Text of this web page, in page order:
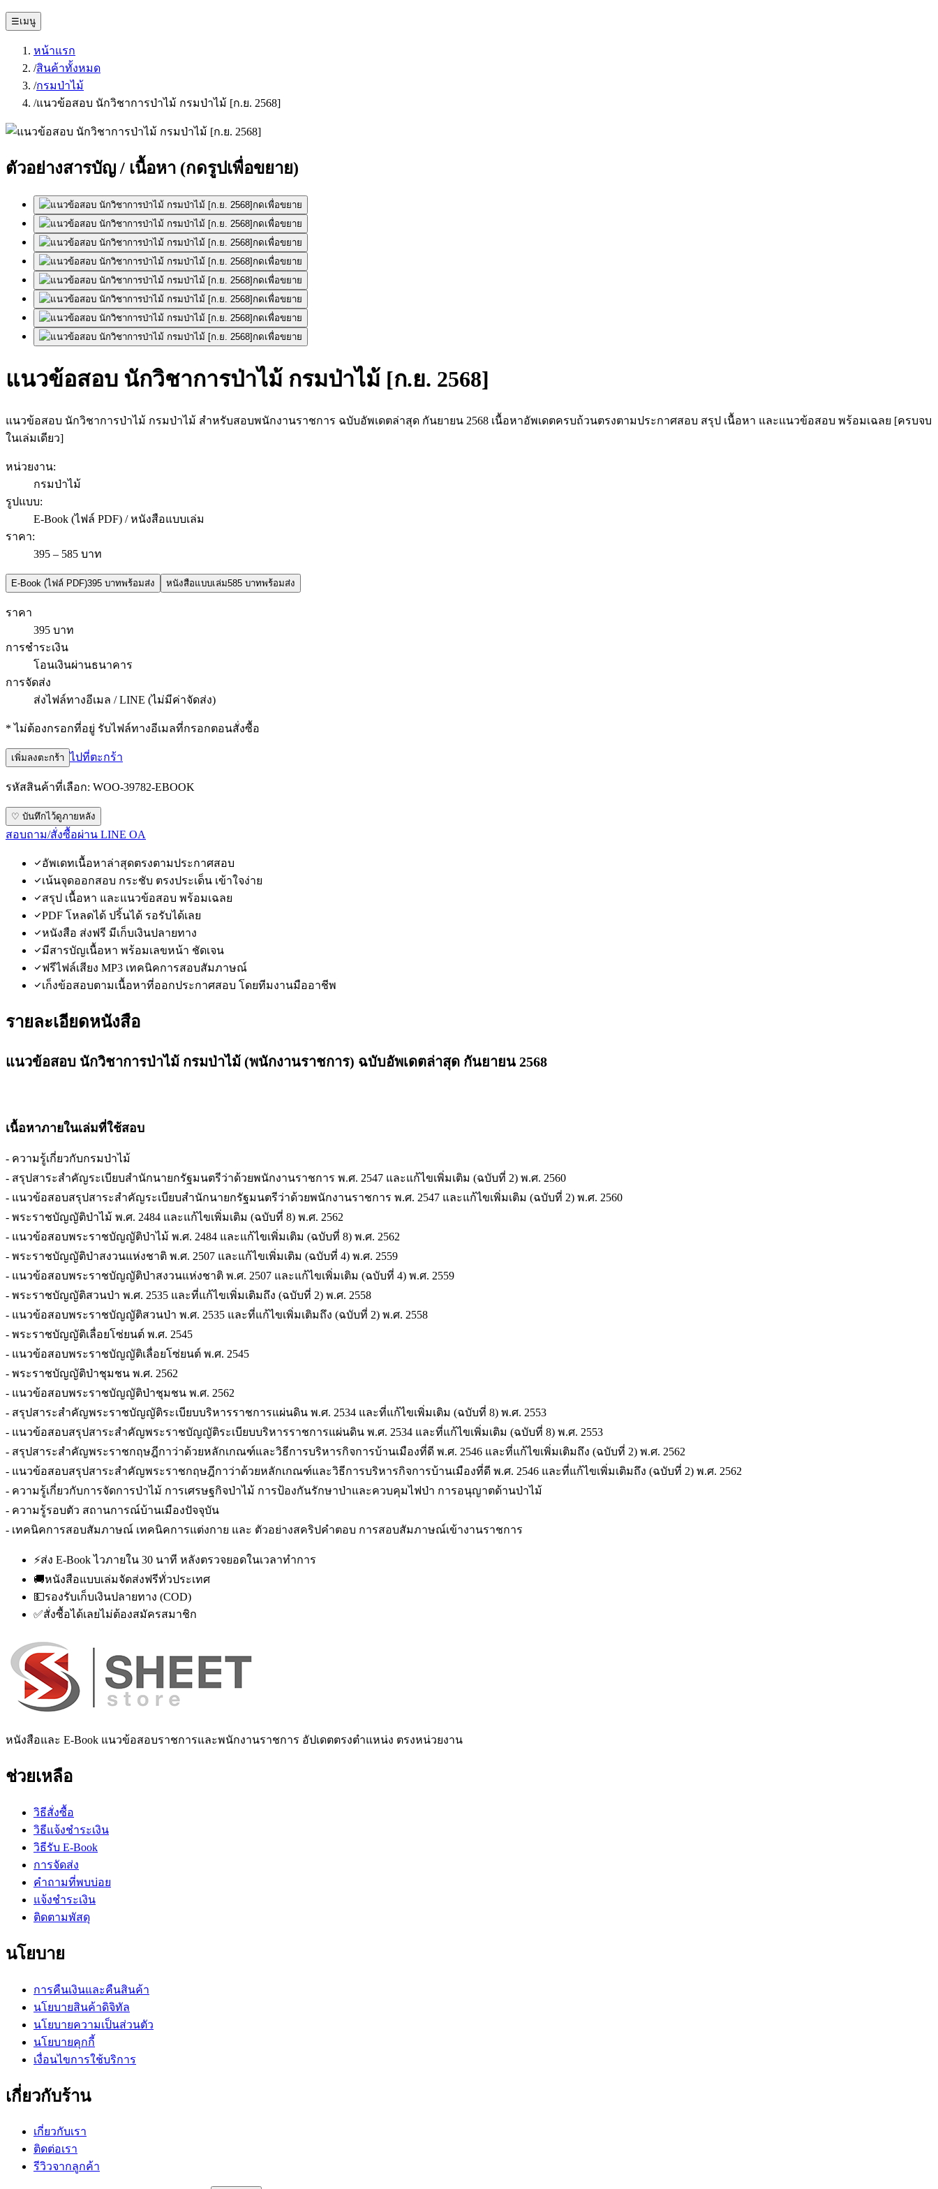
☰เมนู
หน้าแรก
/สินค้าทั้งหมด
/กรมป่าไม้
/แนวข้อสอบ นักวิชาการป่าไม้ กรมป่าไม้ [ก.ย. 2568]
ตัวอย่างสารบัญ / เนื้อหา (กดรูปเพื่อขยาย)
กดเพื่อขยาย
กดเพื่อขยาย
กดเพื่อขยาย
กดเพื่อขยาย
กดเพื่อขยาย
กดเพื่อขยาย
กดเพื่อขยาย
กดเพื่อขยาย
แนวข้อสอบ นักวิชาการป่าไม้ กรมป่าไม้ [ก.ย. 2568]
แนวข้อสอบ นักวิชาการป่าไม้ กรมป่าไม้ สำหรับสอบพนักงานราชการ ฉบับอัพเดตล่าสุด กันยายน 2568 เนื้อหาอัพเดตครบถ้วนตรงตามประกาศสอบ สรุป เนื้อหา และแนวข้อสอบ พร้อมเฉลย [ครบจบ
ในเล่มเดียว]
หน่วยงาน:
กรมป่าไม้
รูปแบบ:
E-Book (ไฟล์ PDF) / หนังสือแบบเล่ม
ราคา:
395 – 585 บาท
E-Book (ไฟล์ PDF)395 บาทพร้อมส่ง หนังสือแบบเล่ม585 บาทพร้อมส่ง
ราคา
395 บาท
การชำระเงิน
โอนเงินผ่านธนาคาร
การจัดส่ง
ส่งไฟล์ทางอีเมล / LINE (ไม่มีค่าจัดส่ง)
* ไม่ต้องกรอกที่อยู่ รับไฟล์ทางอีเมลที่กรอกตอนสั่งซื้อ
เพิ่มลงตะกร้า ไปที่ตะกร้า
รหัสสินค้าที่เลือก: WOO-39782-EBOOK
♡ บันทึกไว้ดูภายหลัง
สอบถาม/สั่งซื้อผ่าน LINE OA
อัพเดทเนื้อหาล่าสุดตรงตามประกาศสอบ
เน้นจุดออกสอบ กระชับ ตรงประเด็น เข้าใจง่าย
สรุป เนื้อหา และแนวข้อสอบ พร้อมเฉลย
PDF โหลดได้ ปริ้นได้ รอรับได้เลย
หนังสือ ส่งฟรี มีเก็บเงินปลายทาง
มีสารบัญเนื้อหา พร้อมเลขหน้า ชัดเจน
ฟรีไฟล์เสียง MP3 เทคนิคการสอบสัมภาษณ์
เก็งข้อสอบตามเนื้อหาที่ออกประกาศสอบ โดยทีมงานมืออาชีพ
รายละเอียดหนังสือ
แนวข้อสอบ นักวิชาการป่าไม้ กรมป่าไม้ (พนักงานราชการ) ฉบับอัพเดตล่าสุด กันยายน 2568
เนื้อหาภายในเล่มที่ใช้สอบ
- ความรู้เกี่ยวกับกรมป่าไม้
- สรุปสาระสำคัญระเบียบสำนักนายกรัฐมนตรีว่าด้วยพนักงานราชการ พ.ศ. 2547 และแก้ไขเพิ่มเติม (ฉบับที่ 2) พ.ศ. 2560
- แนวข้อสอบสรุปสาระสำคัญระเบียบสำนักนายกรัฐมนตรีว่าด้วยพนักงานราชการ พ.ศ. 2547 และแก้ไขเพิ่มเติม (ฉบับที่ 2) พ.ศ. 2560
- พระราชบัญญัติป่าไม้ พ.ศ. 2484 และแก้ไขเพิ่มเติม (ฉบับที่ 8) พ.ศ. 2562
- แนวข้อสอบพระราชบัญญัติป่าไม้ พ.ศ. 2484 และแก้ไขเพิ่มเติม (ฉบับที่ 8) พ.ศ. 2562
- พระราชบัญญัติป่าสงวนแห่งชาติ พ.ศ. 2507 และแก้ไขเพิ่มเติม (ฉบับที่ 4) พ.ศ. 2559
- แนวข้อสอบพระราชบัญญัติป่าสงวนแห่งชาติ พ.ศ. 2507 และแก้ไขเพิ่มเติม (ฉบับที่ 4) พ.ศ. 2559
- พระราชบัญญัติสวนป่า พ.ศ. 2535 และที่แก้ไขเพิ่มเติมถึง (ฉบับที่ 2) พ.ศ. 2558
- แนวข้อสอบพระราชบัญญัติสวนป่า พ.ศ. 2535 และที่แก้ไขเพิ่มเติมถึง (ฉบับที่ 2) พ.ศ. 2558
- พระราชบัญญัติเลื่อยโซ่ยนต์ พ.ศ. 2545
- แนวข้อสอบพระราชบัญญัติเลื่อยโซ่ยนต์ พ.ศ. 2545
- พระราชบัญญัติป่าชุมชน พ.ศ. 2562
- แนวข้อสอบพระราชบัญญัติป่าชุมชน พ.ศ. 2562
- สรุปสาระสำคัญพระราชบัญญัติระเบียบบริหารราชการแผ่นดิน พ.ศ. 2534 และที่แก้ไขเพิ่มเติม (ฉบับที่ 8) พ.ศ. 2553
- แนวข้อสอบสรุปสาระสำคัญพระราชบัญญัติระเบียบบริหารราชการแผ่นดิน พ.ศ. 2534 และที่แก้ไขเพิ่มเติม (ฉบับที่ 8) พ.ศ. 2553
- สรุปสาระสำคัญพระราชกฤษฎีกาว่าด้วยหลักเกณฑ์และวิธีการบริหารกิจการบ้านเมืองที่ดี พ.ศ. 2546 และที่แก้ไขเพิ่มเติมถึง (ฉบับที่ 2) พ.ศ. 2562
- แนวข้อสอบสรุปสาระสำคัญพระราชกฤษฎีกาว่าด้วยหลักเกณฑ์และวิธีการบริหารกิจการบ้านเมืองที่ดี พ.ศ. 2546 และที่แก้ไขเพิ่มเติมถึง (ฉบับที่ 2) พ.ศ. 2562
- ความรู้เกี่ยวกับการจัดการป่าไม้ การเศรษฐกิจป่าไม้ การป้องกันรักษาป่าและควบคุมไฟป่า การอนุญาตด้านป่าไม้
- ความรู้รอบตัว สถานการณ์บ้านเมืองปัจจุบัน
- เทคนิคการสอบสัมภาษณ์ เทคนิคการแต่งกาย และ ตัวอย่างสคริปคำตอบ การสอบสัมภาษณ์เข้างานราชการ
⚡ส่ง E-Book ไวภายใน 30 นาที หลังตรวจยอดในเวลาทำการ
🚚หนังสือแบบเล่มจัดส่งฟรีทั่วประเทศ
💵รองรับเก็บเงินปลายทาง (COD)
✅สั่งซื้อได้เลยไม่ต้องสมัครสมาชิก
หนังสือและ E-Book แนวข้อสอบราชการและพนักงานราชการ อัปเดตตรงตำแหน่ง ตรงหน่วยงาน
ช่วยเหลือ
วิธีสั่งซื้อ
วิธีแจ้งชำระเงิน
วิธีรับ E-Book
การจัดส่ง
คำถามที่พบบ่อย
แจ้งชำระเงิน
ติดตามพัสดุ
นโยบาย
การคืนเงินและคืนสินค้า
นโยบายสินค้าดิจิทัล
นโยบายความเป็นส่วนตัว
นโยบายคุกกี้
เงื่อนไขการใช้บริการ
เกี่ยวกับร้าน
เกี่ยวกับเรา
ติดต่อเรา
รีวิวจากลูกค้า